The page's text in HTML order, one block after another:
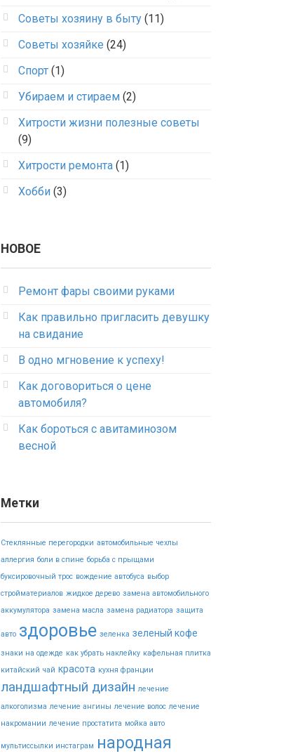
Советы хозяину в быту (11)
Советы хозяйке (24)
Спорт (1)
Убираем и стираем (2)
Хитрости жизни полезные советы
(9)
Хитрости ремонта (1)
Хобби (3)
НОВОЕ
Ремонт фары своими руками
Как правильно пригласить девушку
на свидание
В одно мгновение к успеху!
Как договориться о цене
автомобиля?
Как бороться с авитаминозом
весной
Метки
Стеклянные перегородки автомобильные чехлы
аллергия боли в спине борьба с прыщами
буксировочный трос вождение автобуса выбор
стройматериалов жидкое дерево замена автомобильного
аккумулятора замена масла замена радиатора защита
авто здоровье зеленка зеленый кофе
знаки на одежде как убрать наклейку кафельная плитка
китайский чай красота кухня франции
ландшафтный дизайн лечение
алкоголизма лечение ангины лечение волос лечение
накромании лечение простатита мойка авто
мультиссылки инстаграм народная